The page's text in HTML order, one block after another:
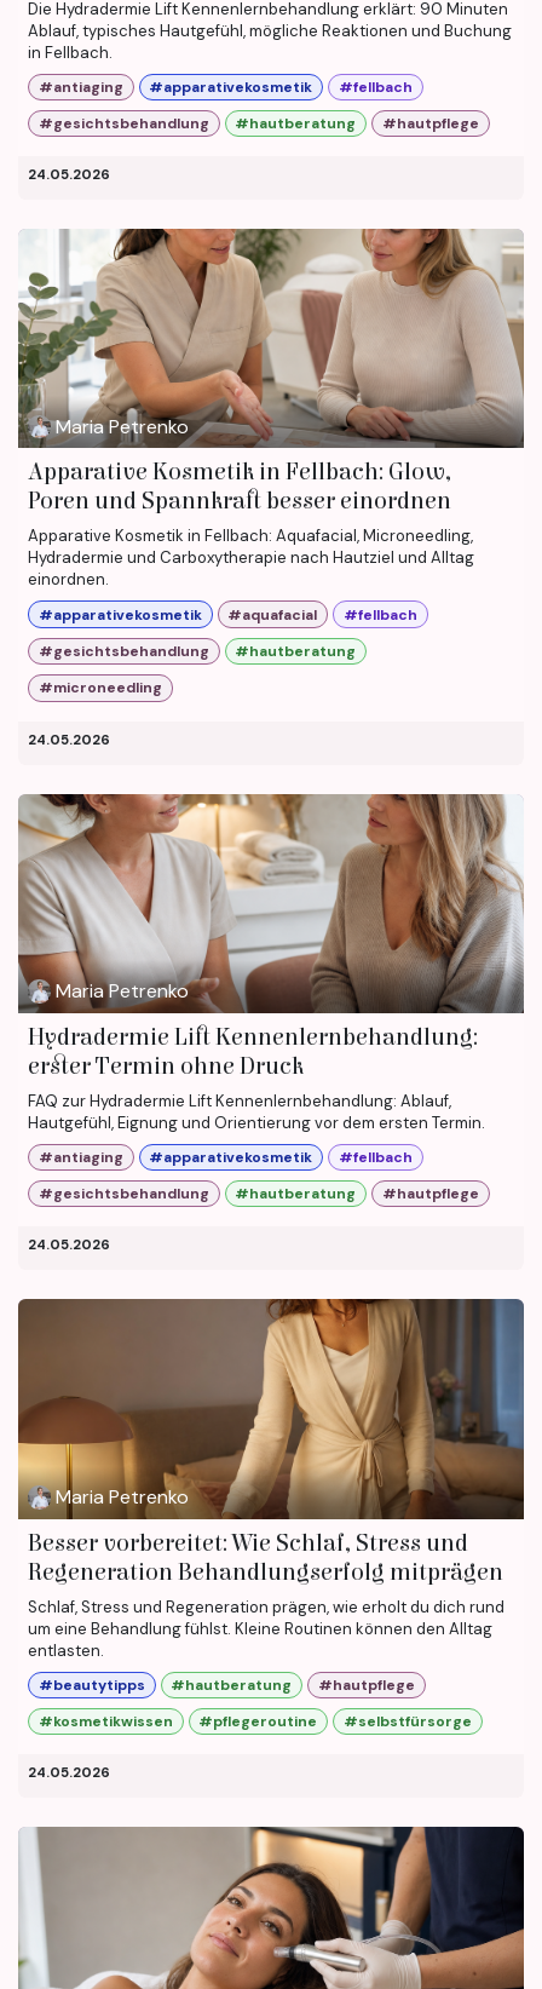
Die Hydradermie Lift Kennenlernbehandlung erklärt: 90 Minuten
Ablauf, typisches Hautgefühl, mögliche Reaktionen und Buchung
in Fellbach.
#antiaging #apparativekosmetik
#fellbach
#gesichtsbehandlung
#hautberatung #hautpflege
24.05.2026
Maria Petrenko
Apparative Kosmetik in Fellbach: Glow,
Poren und Spannkraft besser einordnen
Apparative Kosmetik in Fellbach: Aquafacial, Microneedling,
Hydradermie und Carboxytherapie nach Hautziel und Alltag
einordnen.
#apparativekosmetik #aquafacial
#fellbach
#gesichtsbehandlung
#hautberatung
#microneedling
24.05.2026
Maria Petrenko
Hydradermie Lift Kennenlernbehandlung:
erster Termin ohne Druck
FAQ zur Hydradermie Lift Kennenlernbehandlung: Ablauf,
Hautgefühl, Eignung und Orientierung vor dem ersten Termin.
#antiaging #apparativekosmetik
#fellbach
#gesichtsbehandlung
#hautberatung #hautpflege
24.05.2026
Maria Petrenko
Besser vorbereitet: Wie Schlaf, Stress und
Regeneration Behandlungserfolg mitprägen
Schlaf, Stress und Regeneration prägen, wie erholt du dich rund
um eine Behandlung fühlst. Kleine Routinen können den Alltag
entlasten.
#beautytipps #hautberatung
#hautpflege
#kosmetikwissen
#pflegeroutine #selbstfürsorge
24.05.2026